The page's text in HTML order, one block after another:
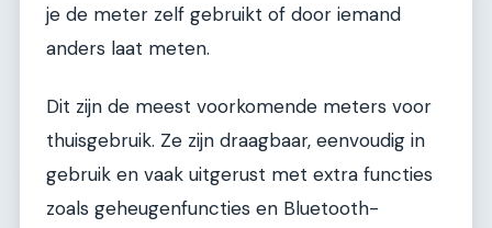
je de meter zelf gebruikt of door iemand
anders laat meten.
Dit zijn de meest voorkomende meters voor
thuisgebruik. Ze zijn draagbaar, eenvoudig in
gebruik en vaak uitgerust met extra functies
zoals geheugenfuncties en Bluetooth-